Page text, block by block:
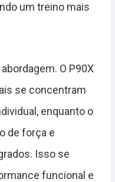
um treino mais
O P90X
se concentram
enquanto o
de força e
Isso se
funcional e